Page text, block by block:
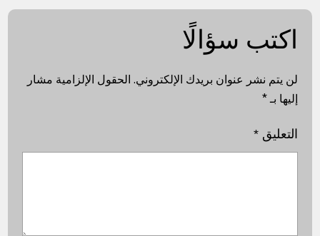
اكتب سؤالًا
لن يتم نشر عنوان بريدك الإلكتروني. الحقول الإلزامية مشار
إليها بـ*
التعليق*